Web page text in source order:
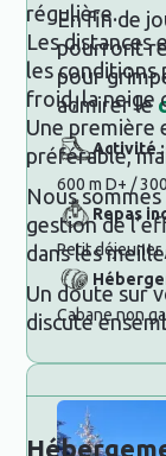
En fin de
pourront
pour
admirer le
Activité :
600 m D+ /
Repas
Petit déjeuner
Cabane non
régulière.
Les distances
les conditions
froid, la neige
Une première
préférable,
Nous
gestion de
dans les
Un doute sur
discute